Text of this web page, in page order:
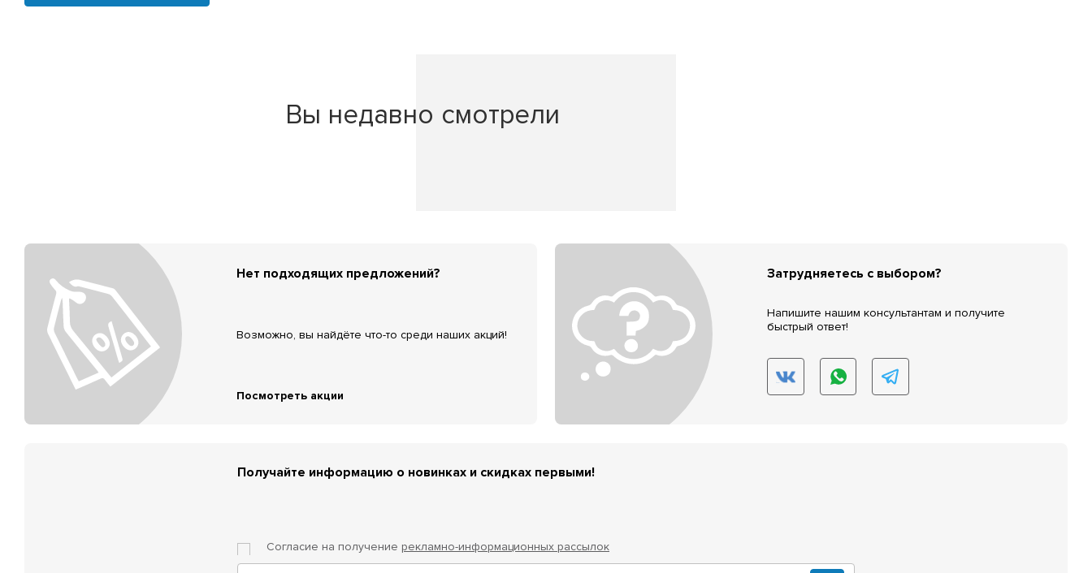
Вы недавно смотрели
Нет подходящих предложений?
Возможно, вы найдёте что-то среди наших акций!
Посмотреть акции
Затрудняетесь с выбором?
Напишите нашим консультантам и получите
быстрый ответ!
Получайте информацию о новинках и скидках первыми!
Согласие на получение рекламно-информационных рассылок